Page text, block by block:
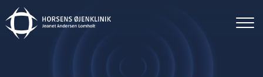
til
hovedindhold